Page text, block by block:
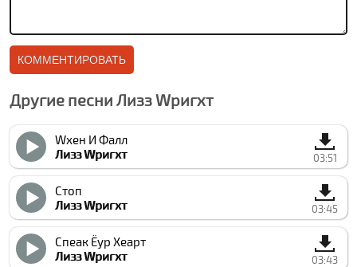
Другие песни Лизз Wригхт
Wхен И Фалл
Лизз Wригхт
03:51
Стоп
Лизз Wригхт
03:45
Спеак Ёур Хеарт
Лизз Wригхт
03:43